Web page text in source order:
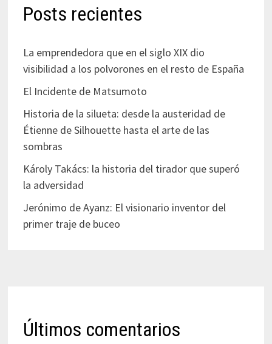
Posts recientes
La emprendedora que en el siglo XIX dio
visibilidad a los polvorones en el resto de España
El Incidente de Matsumoto
Historia de la silueta: desde la austeridad de
Étienne de Silhouette hasta el arte de las
sombras
Károly Takács: la historia del tirador que superó
la adversidad
Jerónimo de Ayanz: El visionario inventor del
primer traje de buceo
Últimos comentarios